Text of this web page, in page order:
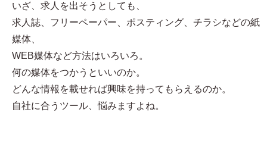
いざ、求人を出そうとしても、
求人誌、フリーペーパー、ポスティング、チラシなどの紙
媒体、
WEB媒体など方法はいろいろ。
何の媒体をつかうといいのか。
どんな情報を載せれば興味を持ってもらえるのか。
自社に合うツール、悩みますよね。